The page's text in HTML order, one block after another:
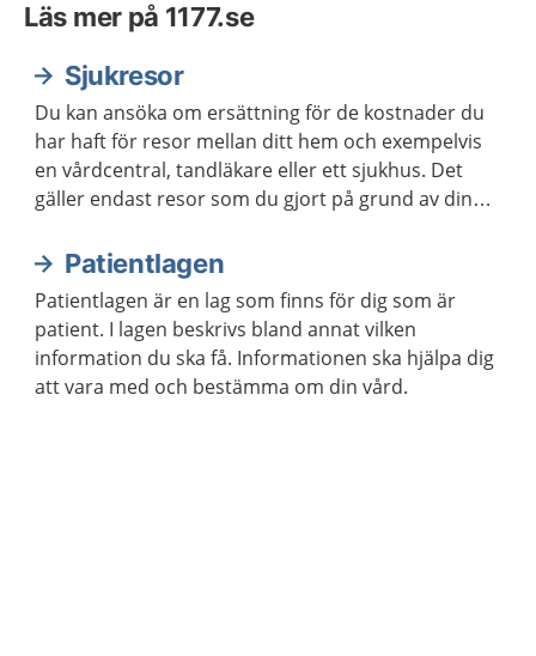
Läs mer på 1177.se
Sjukresor
Du kan ansöka om ersättning för de kostnader du
har haft för resor mellan ditt hem och exempelvis
en vårdcentral, tandläkare eller ett sjukhus. Det
gäller endast resor som du gjort på grund av din
Patientlagen
Patientlagen är en lag som finns för dig som är
patient. I lagen beskrivs bland annat vilken
information du ska få. Informationen ska hjälpa dig
att vara med och bestämma om din vård.